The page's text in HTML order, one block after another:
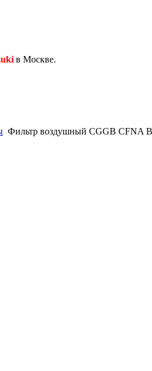
в Москве.
Фильтр воздушный CGGB CFNA